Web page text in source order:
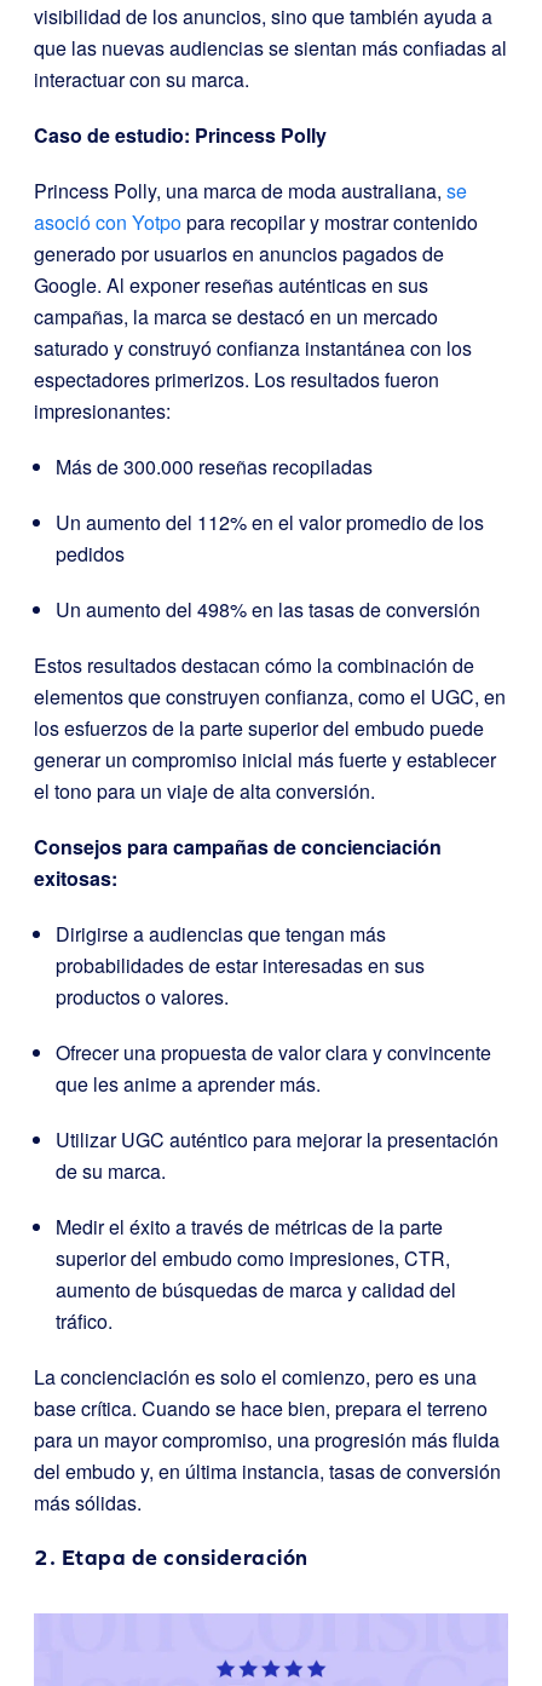
visibilidad de los anuncios, sino que también ayuda a
que las nuevas audiencias se sientan más confiadas al
interactuar con su marca.
Caso de estudio: Princess Polly
Princess Polly, una marca de moda australiana, se
asoció con Yotpopara recopilar y mostrar contenido
generado por usuarios en anuncios pagados de
Google. Al exponer reseñas auténticas en sus
campañas, la marca se destacó en un mercado
saturado y construyó confianza instantánea con los
espectadores primerizos. Los resultados fueron
impresionantes:
Más de 300.000 reseñas recopiladas
Un aumento del 112% en el valor promedio de los
pedidos
Un aumento del 498% en las tasas de conversión
Estos resultados destacan cómo la combinación de
elementos que construyen confianza, como el UGC, en
los esfuerzos de la parte superior del embudo puede
generar un compromiso inicial más fuerte y establecer
el tono para un viaje de alta conversión.
Consejos para campañas de concienciación
exitosas:
Dirigirse a audiencias que tengan más
probabilidades de estar interesadas en sus
productos o valores.
Ofrecer una propuesta de valor clara y convincente
que les anime a aprender más.
Utilizar UGC auténtico para mejorar la presentación
de su marca.
Medir el éxito a través de métricas de la parte
superior del embudo como impresiones, CTR,
aumento de búsquedas de marca y calidad del
tráfico.
La concienciación es solo el comienzo, pero es una
base crítica. Cuando se hace bien, prepara el terreno
para un mayor compromiso, una progresión más fluida
del embudo y, en última instancia, tasas de conversión
más sólidas.
2. Etapa de consideración